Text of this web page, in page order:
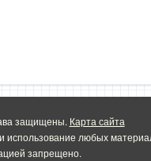
защищены. Карта сайта
использование любых
запрещено.